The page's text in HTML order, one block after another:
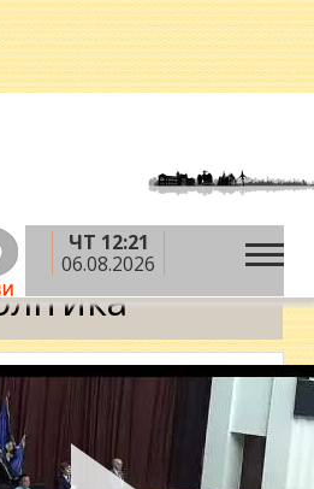
ЧТ 12:21
06.08.2026
» Політика